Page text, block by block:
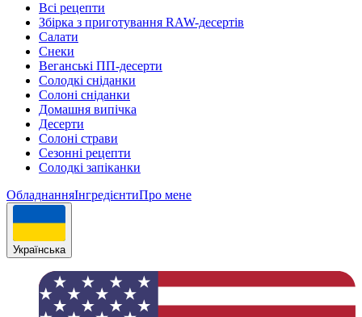
Всі рецепти
Збірка з приготування RAW-десертів
Салати
Снеки
Веганські ПП-десерти
Солодкі сніданки
Солоні сніданки
Домашня випічка
Десерти
Солоні страви
Сезонні рецепти
Cолодкі запіканки
ОбладнанняІнгрeдієнтиПро мене
Українська